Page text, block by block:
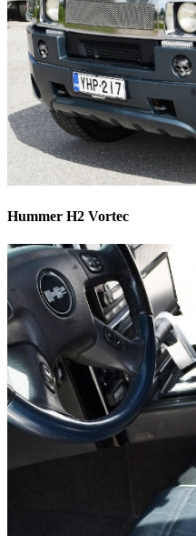
Hummer H2 Vortec